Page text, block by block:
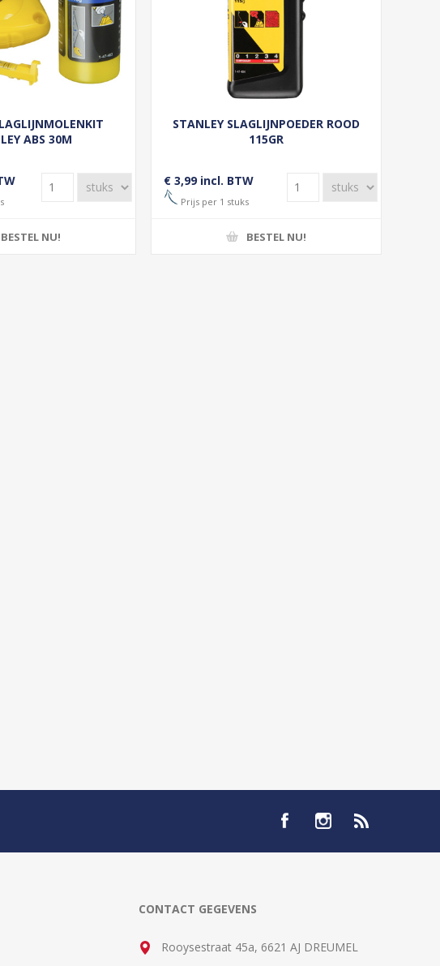
ABS 30M
BESTEL NU!
STANLEY SLAGLIJNPOEDER ROOD
115GR
€ 3,99 incl. BTW
Prijs per 1 stuks
BESTEL NU!
CONTACT GEGEVENS
Rooysestraat 45a, 6621 AJ DREUMEL